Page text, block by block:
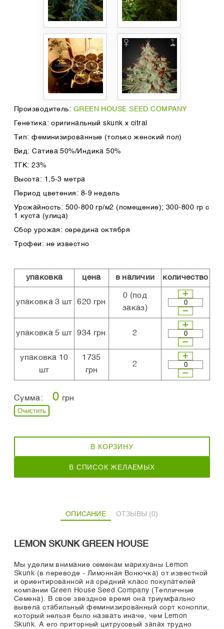
Производитель: GREEN HOUSE SEED COMPANY
Генетика: оригинальный skunk x citral
Тип: феминизированные (только женский пол)
Вид: Сатива 50%/Индика 50%
ТГК: 23%
Высота: 1,5-3 метра
Период цветения: 8-9 недель
Урожайность: 500-800 гр/м2 (помещение); 300-800 гр с
1 куста (улица)
Сбор урожая: середина октября
Трофеи: не известно
упаковка цена в наличии количество
упаковка 3 шт 620 грн
0 (под
заказ)
упаковка 5 шт 934 грн 2
упаковка 10
шт
1735
грн
2
Сумма: 0 грн
Очистить
В КОРЗИНУ
В СПИСОК ЖЕЛАЕМЫХ
ОПИСАНИЕ ОТЗЫВЫ (0)
LEMON SKUNK GREEN HOUSE
Мы уделим внимание семенам марихуаны Lemon
Skunk (в переводе - Лимонная Вонючка) от известной
и ориентированной на средний класс покупателей
компании Green House Seed Company (Тепличные
Семена). В свое звездное время она триумфально
вывела стабильный феминизированный сорт конопли,
который нельзя было назвать иначе, чем Lemon
Skunk. А его приторный цитрусовый запах трудно